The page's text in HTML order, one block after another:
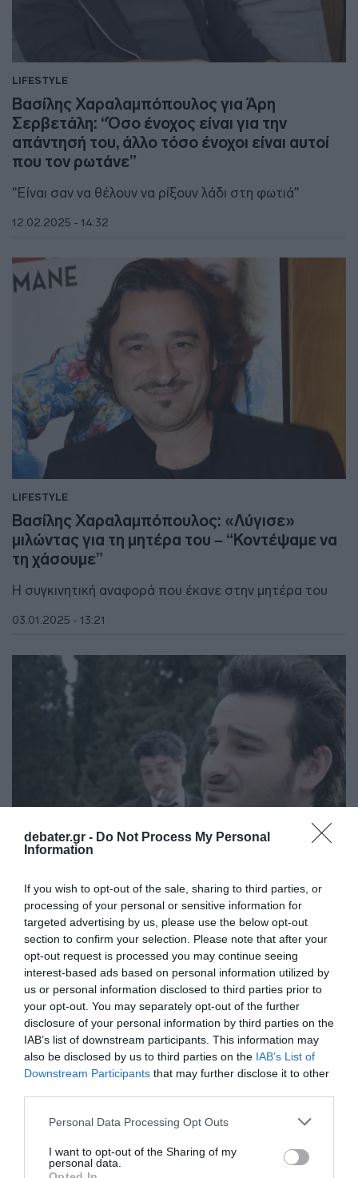
debater.gr - Do Not Process My Personal
Information
If you wish to opt-out of the sale, sharing to third parties, or
processing of your personal or sensitive information for
targeted advertising by us, please use the below opt-out
section to confirm your selection. Please note that after your
opt-out request is processed you may continue seeing
interest-based ads based on personal information utilized by
us or personal information disclosed to third parties prior to
your opt-out. You may separately opt-out of the further
disclosure of your personal information by third parties on the
IAB’s list of downstream participants. This information may
also be disclosed by us to third parties on the IAB’s List of
Downstream Participants that may further disclose it to other
Please note that this website/app uses one or more Google
not limited to your visit or usage behaviour. You may click to
grant or deny consent to Google and its third-party tags to
Personal Data Processing Opt Outs
I want to opt-out of the Sharing of my
personal data.
LIFESTYLE
Βασίλης Χαραλαμπόπουλος για Άρη
Σερβετάλη: “Όσο ένοχος είναι για την
απάντησή του, άλλο τόσο ένοχοι είναι αυτοί
που τον ρωτάνε”
"Είναι σαν να θέλουν να ρίξουν λάδι στη φωτιά"
12.02.2025 - 14:32
LIFESTYLE
Βασίλης Χαραλαμπόπουλος: «Λύγισε»
μιλώντας για τη μητέρα του – “Κοντέψαμε να
τη χάσουμε”
Η συγκινητική αναφορά που έκανε στην μητέρα του
03.01.2025 - 13:21
LIFESTYLE
Βασίλης Χαραλαμπόπουλος: Συγκινεί για τον
Δημήτρη Ήμελλο – «Οι υπέροχοι άνθρωποι
δεν φεύγουν μόνοι»
Η ανάρτηση του ηθοποιού για τον θάνατό του
17.12.2024 - 10:03